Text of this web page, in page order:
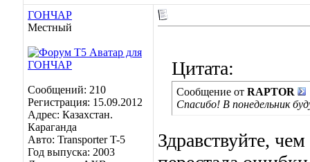
ГОНЧАР
Местный
Сообщений: 210
Регистрация: 15.09.2012
Адрес: Казахстан.
Караганда
Авто: Transporter T-5
Год выпуска: 2003
Цитата:
Сообщение от RAPTOR
Спасибо! В понедельник
Здравствуйте,